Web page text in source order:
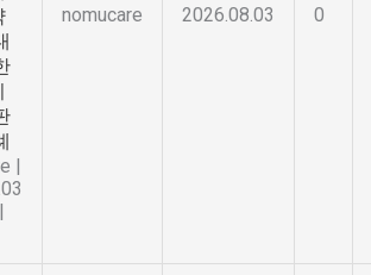
|
|
nomucare 2026.08.03 0